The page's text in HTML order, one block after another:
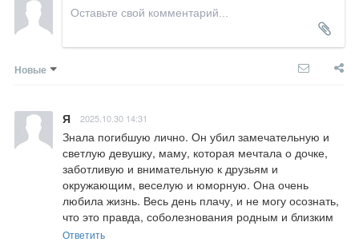
Новые
Я 2025.10.30 14:31
Знала погибшую лично. Он убил замечательную и
светлую девушку, маму, которая мечтала о дочке,
заботливую и внимательную к друзьям и
окружающим, веселую и юморную. Она очень
любила жизнь. Весь день плачу, и не могу осознать,
что это правда, соболезнования родным и близким
Ответить